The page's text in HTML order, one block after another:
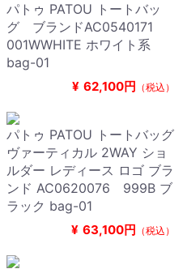
パトゥ PATOU トートバッ
グ ブランドAC0540171
001WWHITE ホワイト系
bag-01
¥ 62,100円 （税込）
パトゥ PATOU トートバッグ
ヴァーティカル 2WAY ショ
ルダー レディース ロゴ ブラ
ンド AC0620076 999B ブ
ラック bag-01
¥ 63,100円 （税込）